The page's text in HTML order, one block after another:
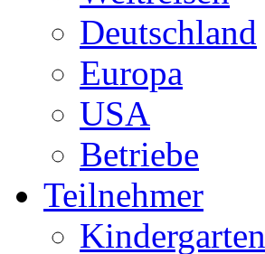
Deutschland
Europa
USA
Betriebe
Teilnehmer
Kindergarten